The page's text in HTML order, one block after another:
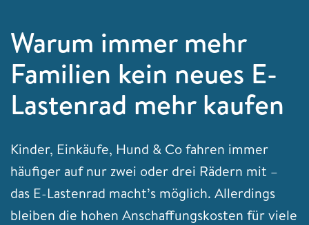
Warum immer mehr
Familien kein neues E-
Lastenrad mehr kaufen
Kinder, Einkäufe, Hund & Co fahren immer
häufiger auf nur zwei oder drei Rädern mit –
das E-Lastenrad macht’s möglich. Allerdings
bleiben die hohen Anschaffungskosten für viele